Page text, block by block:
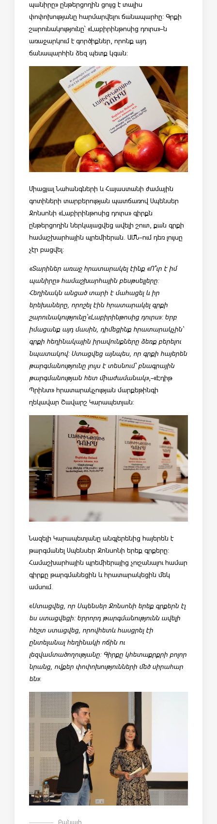
պանիրը» ընթերցողին ցույց է տալիս
փոփոխությանը հարմարվելու ճանապարհը: Գրքի
շարունակությունը՝ «Լաբիրինթոսից դուրս»-ն
առաջարկում է գործիքներ, որոնք այդ
ճանապարհին ձեզ պետք կգան:
Միացյալ Նահանգների և Հայաստանի ժամային
գոտիների տարբերության պատճառով Սպենսեր
Ջոնսոնի «Լաբիրինթոսից դուրս» գիրքն
ընթերցողին ներկայացվեց ավելի շուտ, քան գրքի
համաշխարհային պրեմիերան. ԱՄՆ-ում դեռ լույսը
չէր բացվել:
«Տարիներ առաջ հրատարակել էինք «Ո՞ւր է իմ
պանիրը» համաշխարհային բեսթսելլերը:
Հեղինակն անցած տարի է մահացել և իր
երեխաները, որոշել էին հրատարակել գրքի
շարունակությունը՝«Լաբիրինթոսից դուրս»: Երբ
իմացանք այդ մասին, դիմեցինք հրատարակչին՝
գրքի հեղինակային իրավունքները ձեռք բերելու
նպատակով: Ստացվեց այնպես, որ գրքի հայերեն
թարգմանությունը լույս է տեսնում՝ բնագրային
թարգմանության հետ միաժամանակ»,- «Էդիթ
Պրինտ» հրատարակչության մարքեթինգի
ղեկավար Շավարշ Կարապետյան:
Նազելի Կարապետյանը անգլերենից հայերեն է
թարգմանել Սպենսեր Ջոնսոնի երեք գրքերը:
Համաշխարհային պրեմիերայից չուշանալու համար
գիրքը թարգմանեցին և հրատարակեցին մեկ
ամսում.
«Ստացվեց, որ Սպենսեր Ջոնսոնի երեք գրքերն էլ
ես ստացվեցի: Երրորդ թարգմանությունն ավելի
հեշտ ստացվեց, որովհետև հասցրել էի
ընտելանալ հեղինակի ոճին ու
լեզվամտածողությանը: Գիրքը կհետաքրքրի բոլոր
նրանց, ովքեր փոփոխությունների մեծ սիրահար
են»: